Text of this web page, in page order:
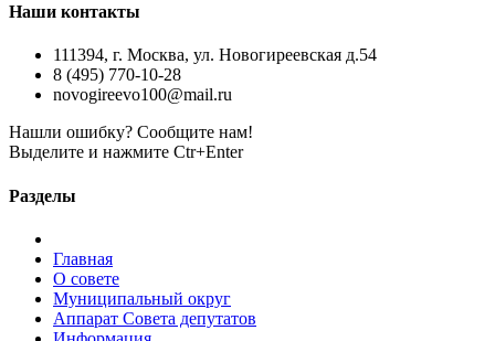
Наши контакты
111394, г. Москва, ул. Новогиреевская д.54
8 (495) 770-10-28
novogireevo100@mail.ru
Нашли ошибку? Сообщите нам!
Выделите и нажмите Ctr+Enter
Разделы
Главная
О совете
Муниципальный округ
Аппарат Совета депутатов